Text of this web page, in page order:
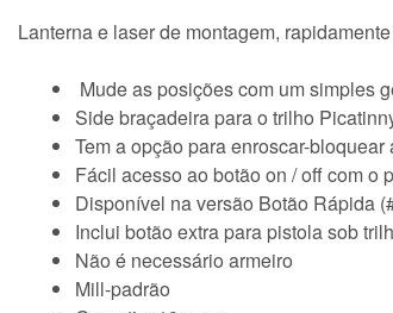
Lanterna e laser de montagem,
Mude as posições com um simples
Side braçadeira para o trilho
Tem a opção para enroscar-bloquear
Fácil acesso ao botão on / off com o
Disponível na versão Botão Rápida
Inclui botão extra para pistola sob
Não é necessário armeiro
Mill-padrão